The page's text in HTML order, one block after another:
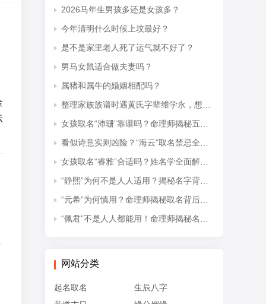
2026马年生男孩多还是女孩多？
今年清明什么时候上坟最好？
是不是家里老人死了运气就不好了？
男马女鼠适合做夫妻吗？
属猪和属牛的婚姻相配吗？
整理家族族谱时遇黄氏字辈维学永，想知道后续接续的是什么字辈？
女孩取名“沛珊”靠谱吗？命理师揭秘五行隐患与适配命格
看似诗意实则凶险？“海云”取名禁忌全解析
女孩取名“睿雅”合适吗？姓名学全面解读吉凶与禁忌
“静熙”为何不是人人适用？揭秘名字背后的五行失衡与命理隐患
“元希”为何慎用？命理师揭秘取名背后的五行忌讳
“佩君”不是人人都能用！命理师揭秘名字背后的五行杀局与取名禁忌
网站分类
起名取名
生辰八字